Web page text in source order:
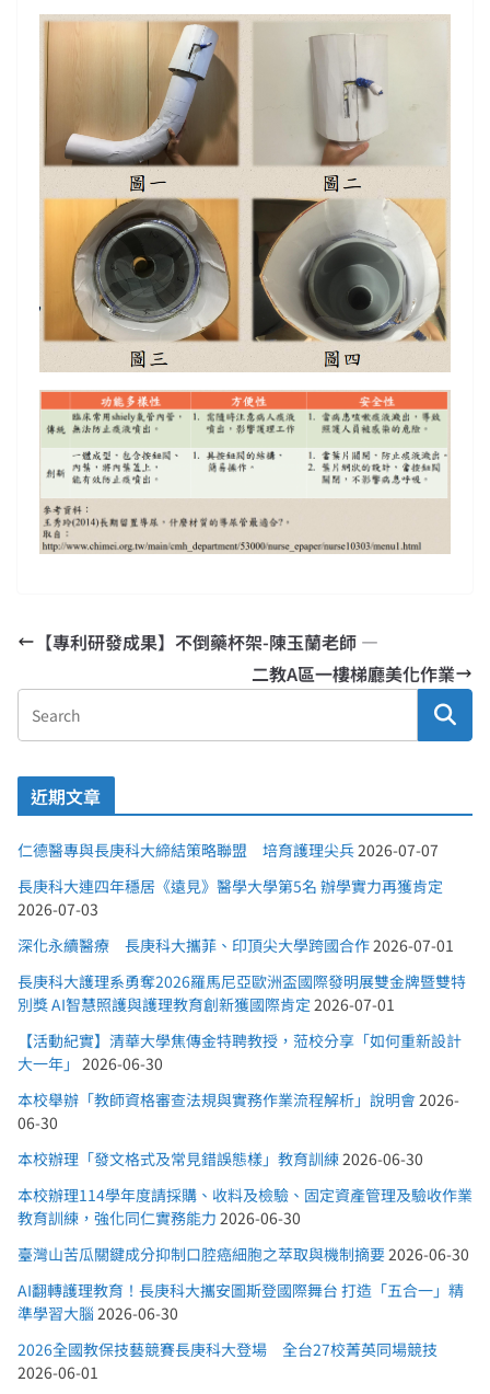
【專利研發成果】不倒藥杯架-陳玉蘭老師 —
二教A區一樓梯廳美化作業
近期文章
仁德醫專與長庚科大締結策略聯盟 培育護理尖兵 2026-07-07
長庚科大連四年穩居《遠見》醫學大學第5名 辦學實力再獲肯定
2026-07-03
深化永續醫療 長庚科大攜菲、印頂尖大學跨國合作 2026-07-01
長庚科大護理系勇奪2026羅馬尼亞歐洲盃國際發明展雙金牌暨雙特
別獎 AI智慧照護與護理教育創新獲國際肯定 2026-07-01
【活動紀實】清華大學焦傳金特聘教授，蒞校分享「如何重新設計
大一年」
2026-06-30
本校舉辦「教師資格審查法規與實務作業流程解析」說明會 2026-
06-30
本校辦理「發文格式及常見錯誤態樣」教育訓練 2026-06-30
本校辦理114學年度請採購、收料及檢驗、固定資產管理及驗收作業
教育訓練，強化同仁實務能力 2026-06-30
臺灣山苦瓜關鍵成分抑制口腔癌細胞之萃取與機制摘要 2026-06-30
AI翻轉護理教育！長庚科大攜安圖斯登國際舞台 打造「五合一」精
準學習大腦 2026-06-30
2026全國教保技藝競賽長庚科大登場 全台27校菁英同場競技
2026-06-01